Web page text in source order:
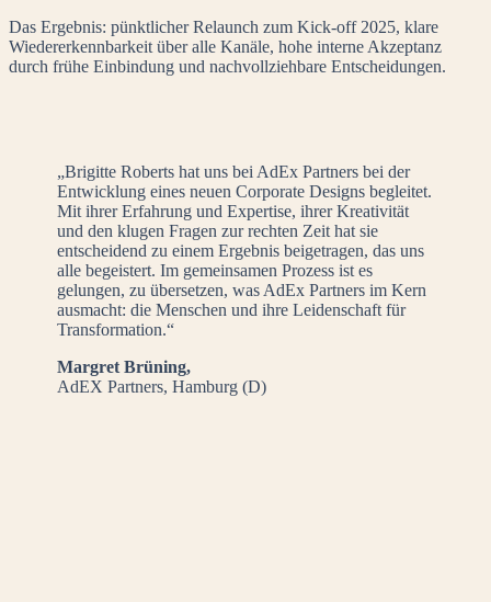
Das Ergebnis: pünktlicher Relaunch zum Kick-off 2025, klare
Wiedererkennbarkeit über alle Kanäle, hohe interne Akzeptanz
durch frühe Einbindung und nachvollziehbare Entscheidungen.
„Brigitte Roberts hat uns bei AdEx Partners bei der
Entwicklung eines neuen Corporate Designs begleitet.
Mit ihrer Erfahrung und Expertise, ihrer Kreativität
und den klugen Fragen zur rechten Zeit hat sie
entscheidend zu einem Ergebnis beigetragen, das uns
alle begeistert. Im gemeinsamen Prozess ist es
gelungen, zu übersetzen, was AdEx Partners im Kern
ausmacht: die Menschen und ihre Leidenschaft für
Transformation.“
Margret Brüning,
AdEX Partners, Hamburg (D)